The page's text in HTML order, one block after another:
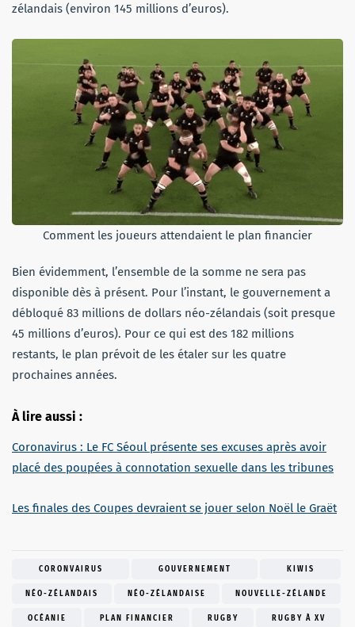
zélandais (environ 145 millions d’euros).
Comment les joueurs attendaient le plan financier
Bien évidemment, l’ensemble de la somme ne sera pas
disponible dès à présent. Pour l’instant, le gouvernement a
débloqué 83 millions de dollars néo-zélandais (soit presque
45 millions d’euros). Pour ce qui est des 182 millions
restants, le plan prévoit de les étaler sur les quatre
prochaines années.
À lire aussi :
Coronavirus : Le FC Séoul présente ses excuses après avoir
placé des poupées à connotation sexuelle dans les tribunes
Les finales des Coupes devraient se jouer selon Noël le Graët
CORONVAIRUS GOUVERNEMENT KIWIS
NÉO-ZÉLANDAIS NÉO-ZÉLANDAISE NOUVELLE-ZÉLANDE
OCÉANIE PLAN FINANCIER RUGBY RUGBY À XV